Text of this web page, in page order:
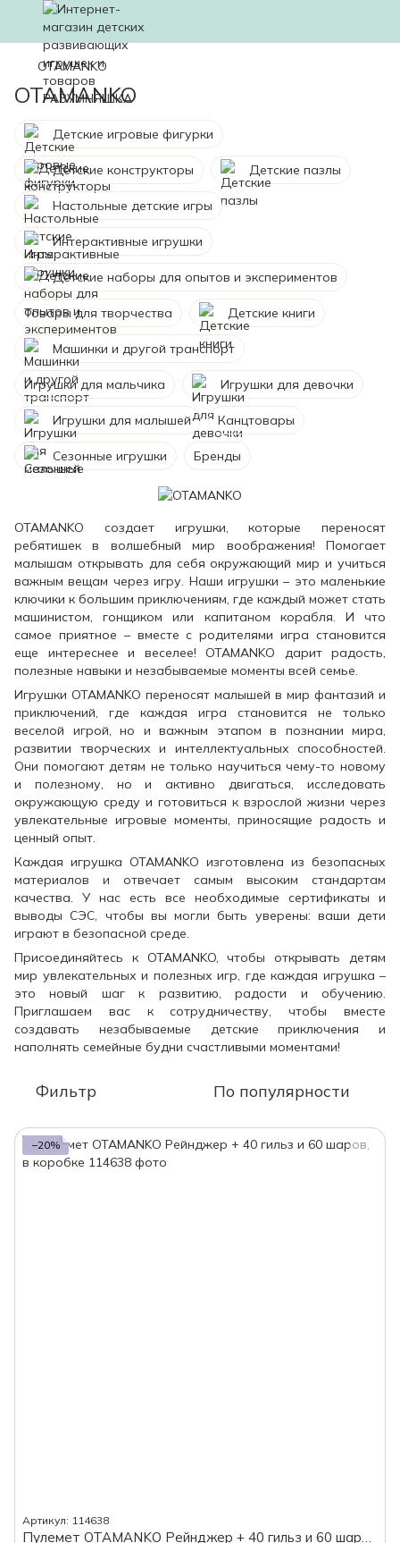
OTAMANKO
OTAMANKO
Детские игровые фигурки
Детские конструкторы Детские пазлы
Настольные детские игры
Интерактивные игрушки
Детские наборы для опытов и экспериментов
Товары для творчества Детские книги
Машинки и другой транспорт
Игрушки для мальчика Игрушки для девочки
Игрушки для малышей Канцтовары
Сезонные игрушки Бренды
OTAMANKO создает игрушки, которые переносят
ребятишек в волшебный мир воображения! Помогает
малышам открывать для себя окружающий мир и учиться
важным вещам через игру. Наши игрушки – это маленькие
ключики к большим приключениям, где каждый может стать
машинистом, гонщиком или капитаном корабля. И что
самое приятное – вместе с родителями игра становится
еще интереснее и веселее! OTAMANKO дарит радость,
полезные навыки и незабываемые моменты всей семье.
Игрушки OTAMANKO переносят малышей в мир фантазий и
приключений, где каждая игра становится не только
веселой игрой, но и важным этапом в познании мира,
развитии творческих и интеллектуальных способностей.
Они помогают детям не только научиться чему-то новому
и полезному, но и активно двигаться, исследовать
окружающую среду и готовиться к взрослой жизни через
увлекательные игровые моменты, приносящие радость и
ценный опыт.
Каждая игрушка OTAMANKO изготовлена ​​из безопасных
материалов и отвечает самым высоким стандартам
качества. У нас есть все необходимые сертификаты и
выводы СЭС, чтобы вы могли быть уверены: ваши дети
играют в безопасной среде.
Присоединяйтесь к OTAMANKO, чтобы открывать детям
мир увлекательных и полезных игр, где каждая игрушка –
это новый шаг к развитию, радости и обучению.
Приглашаем вас к сотрудничеству, чтобы вместе
создавать незабываемые детские приключения и
наполнять семейные будни счастливыми моментами!
Фильтр По популярности
−20%
Артикул: 114638